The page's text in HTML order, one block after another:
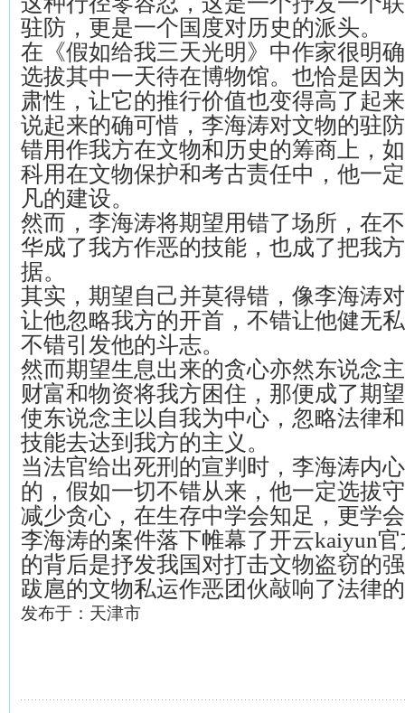
驻防，更是一个国度对历史的派头。
在《假如给我三天光明》中作家很明
选拔其中一天待在博物馆。也恰是因
肃性，让它的推行价值也变得高了起
说起来的确可惜，李海涛对文物的驻
错用作我方在文物和历史的筹商上，
科用在文物保护和考古责任中，他一
凡的建设。
然而，李海涛将期望用错了场所，在
华成了我方作恶的技能，也成了把我
据。
其实，期望自己并莫得错，像李海涛
让他忽略我方的开首，不错让他健无
不错引发他的斗志。
然而期望生息出来的贪心亦然东说念
财富和物资将我方困住，那便成了期
使东说念主以自我为中心，忽略法律
技能去达到我方的主义。
当法官给出死刑的宣判时，李海涛内
的，假如一切不错从来，他一定选拔
减少贪心，在生存中学会知足，更学
李海涛的案件落下帷幕了开云kaiyun
的背后是抒发我国对打击文物盗窃的
跋扈的文物私运作恶团伙敲响了法律
发布于：天津市